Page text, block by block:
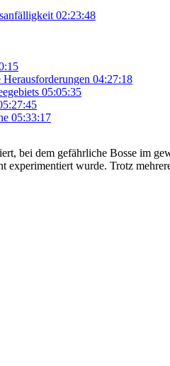
02:23:48
04:27:18
05:05:35
05:33:17
bei dem gefährliche Bosse im
experimentiert wurde. Trotz